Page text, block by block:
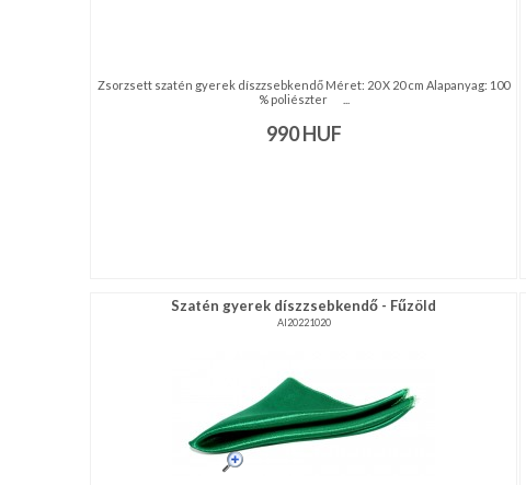
Zsorzsett szatén gyerek díszzsebkendő Méret: 20 X 20 cm Alapanyag: 100
% poliészter ...
990HUF
Szatén gyerek díszzsebkendő - Fűzöld
AI20221020